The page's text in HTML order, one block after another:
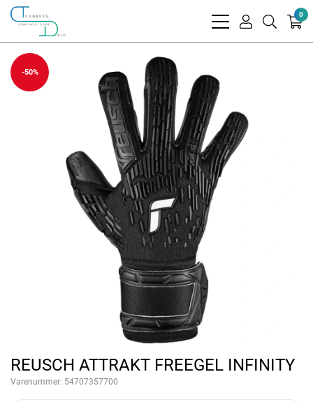
bars
user
search
0
-50%
REUSCH ATTRAKT FREEGEL INFINITY
Varenummer: 54707357700